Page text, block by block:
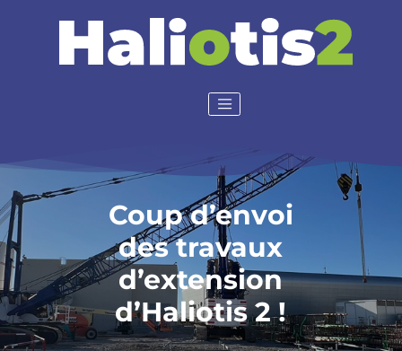
Coup d’envoi
des travaux
d’extension
d’Haliotis 2 !